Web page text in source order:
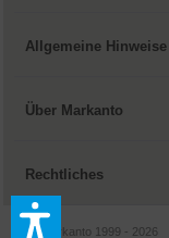
Allgemeine Hinweise
Über Markanto
Rechtliches
© by Markanto 1999 - 2026